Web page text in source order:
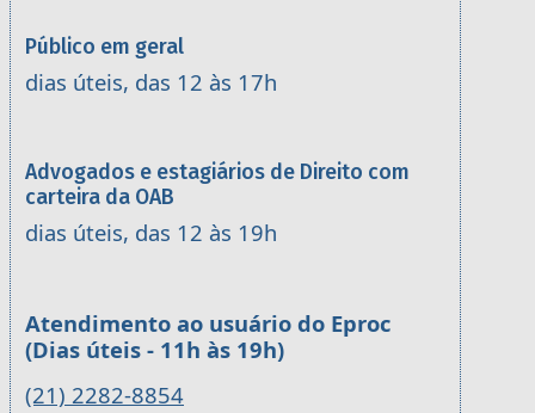
Público em geral
dias úteis, das 12 às 17h
Advogados e estagiários de Direito com
carteira da OAB
dias úteis, das 12 às 19h
Atendimento ao usuário do Eproc
(Dias úteis - 11h às 19h)
(21) 2282-8854